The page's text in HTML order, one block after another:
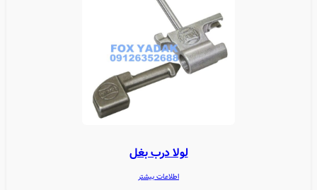
لولا درب بغل
اطلاعات بیشتر